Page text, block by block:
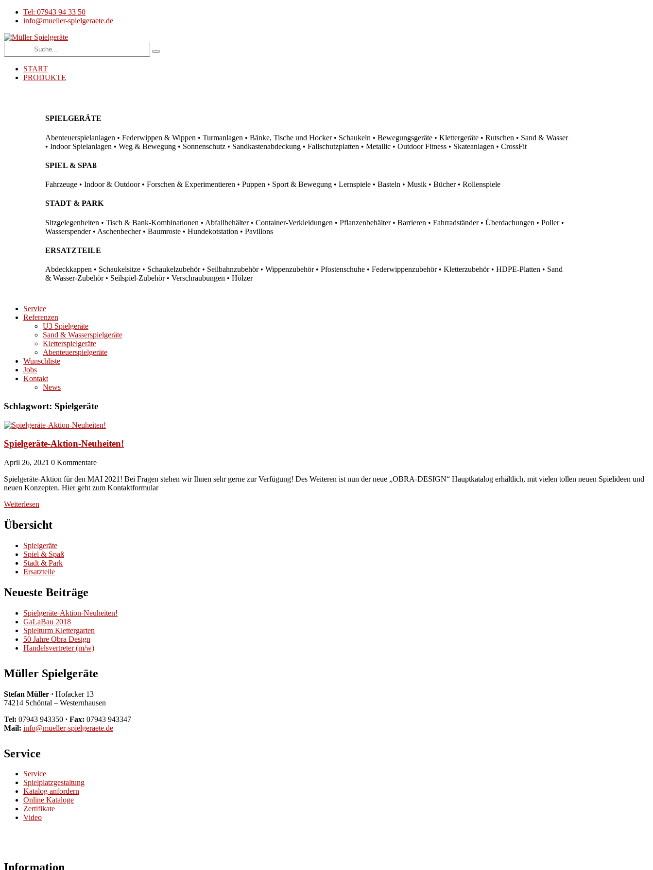
Tel: 07943 94 33 50
info@mueller-spielgeraete.de
START
PRODUKTE
SPIELGERÄTE
Abenteuerspielanlagen • Federwippen & Wippen • Turmanlagen • Bänke, Tische und Hocker • Schaukeln • Bewegungsgeräte • Klettergeräte • Rutschen • Sand & Wasser
• Indoor Spielanlagen • Weg & Bewegung • Sonnenschutz • Sandkastenabdeckung • Fallschutzplatten • Metallic • Outdoor Fitness • Skateanlagen • CrossFit
SPIEL & SPAß
Fahrzeuge • Indoor & Outdoor • Forschen & Experimentieren • Puppen • Sport & Bewegung • Lernspiele • Basteln • Musik • Bücher • Rollenspiele
STADT & PARK
Sitzgelegenheiten • Tisch & Bank-Kombinationen • Abfallbehälter • Container-Verkleidungen • Pflanzenbehälter • Barrieren • Fahrradständer • Überdachungen • Poller •
Wasserspender • Aschenbecher • Baumroste • Hundekotstation • Pavillons
ERSATZTEILE
Abdeckkappen • Schaukelsitze • Schaukelzubehör • Seilbahnzubehör • Wippenzubehör • Pfostenschuhe • Federwippenzubehör • Kletterzubehör • HDPE-Platten • Sand
& Wasser-Zubehör • Seilspiel-Zubehör • Verschraubungen • Hölzer
Service
Referenzen
U3 Spielgeräte
Sand & Wasserspielgeräte
Kletterspielgeräte
Abenteuerspielgeräte
Wunschliste
Jobs
Kontakt
News
Schlagwort: Spielgeräte
Spielgeräte-Aktion-Neuheiten!
April 26, 2021 0 Kommentare
Spielgeräte-Aktion für den MAI 2021! Bei Fragen stehen wir Ihnen sehr gerne zur Verfügung! Des Weiteren ist nun der neue „OBRA-DESIGN“ Hauptkatalog erhältlich, mit vielen tollen neuen Spielideen und
neuen Konzepten. Hier geht zum Kontaktformular
Weiterlesen
Übersicht
Spielgeräte
Spiel & Spaß
Stadt & Park
Ersatzteile
Neueste Beiträge
Spielgeräte-Aktion-Neuheiten!
GaLaBau 2018
Spielturm Klettergarten
50 Jahre Obra Design
Handelsvertreter (m/w)
Müller Spielgeräte
Stefan Müller · Hofacker 13
74214 Schöntal – Westernhausen
Tel: 07943 943350 · Fax: 07943 943347
Mail: info@mueller-spielgeraete.de
Service
Service
Spielplatzgestaltung
Katalog anfordern
Online Kataloge
Zertifikate
Video
Information